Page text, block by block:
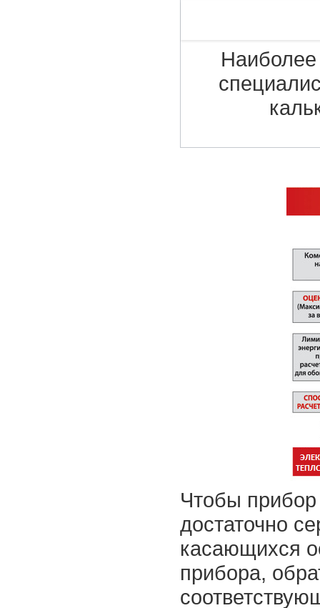
Наиболее
Чтобы прибор
достаточно
касающихся
прибора,